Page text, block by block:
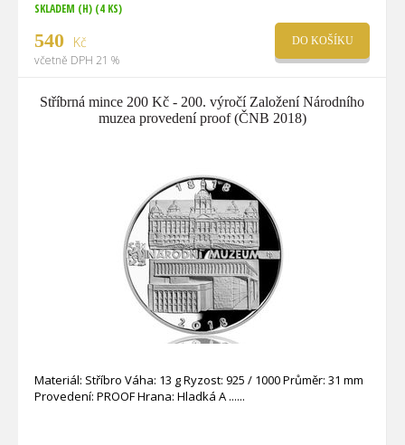
SKLADEM (H) (4 KS)
540 Kč
včetně DPH 21 %
DO KOŠÍKU
Stříbrná mince 200 Kč - 200. výročí Založení Národního
muzea provedení proof (ČNB 2018)
Materiál: Stříbro Váha: 13 g Ryzost: 925 / 1000 Průměr: 31 mm
Provedení: PROOF Hrana: Hladká A ...